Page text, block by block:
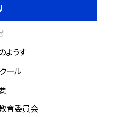
ようす
ール
育委員会